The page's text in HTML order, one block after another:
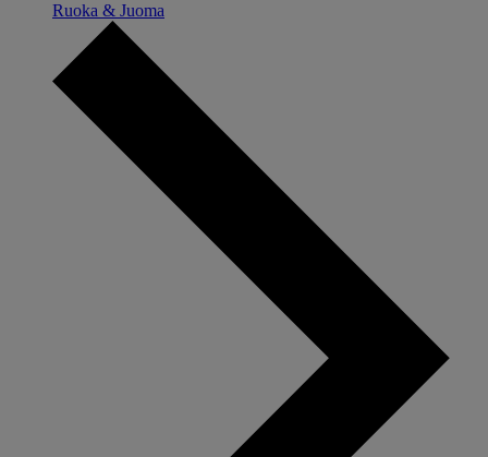
Ruoka & Juoma